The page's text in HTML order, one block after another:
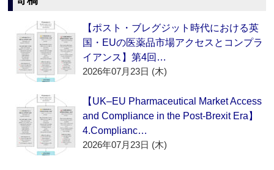
【ポスト・ブレグジット時代における英
国・EUの医薬品市場アクセスとコンプラ
イアンス】第4回…
2026年07月23日 (木)
【UK–EU Pharmaceutical Market Access
and Compliance in the Post-Brexit Era】
4.Complianc…
2026年07月23日 (木)